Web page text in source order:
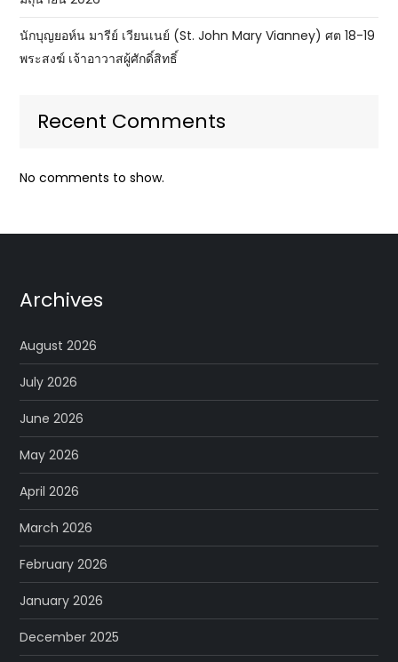
นักบุญยอห์น มารีย์ เวียนเนย์ (St. John Mary Vianney) ศต 18-19
พระสงฆ์ เจ้าอาวาสผู้ศักดิ์สิทธิ์
Recent Comments
No comments to show.
Archives
August 2026
July 2026
June 2026
May 2026
April 2026
March 2026
February 2026
January 2026
December 2025